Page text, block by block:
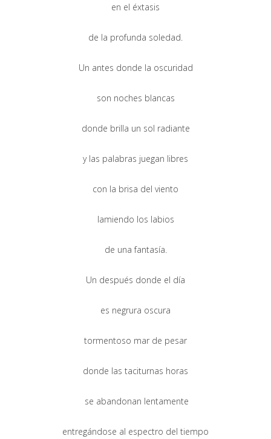
en el éxtasis
de la profunda soledad.
Un antes donde la oscuridad
son noches blancas
donde brilla un sol radiante
y las palabras juegan libres
con la brisa del viento
lamiendo los labios
de una fantasía.
Un después donde el día
es negrura oscura
tormentoso mar de pesar
donde las taciturnas horas
se abandonan lentamente
entregándose al espectro del tiempo